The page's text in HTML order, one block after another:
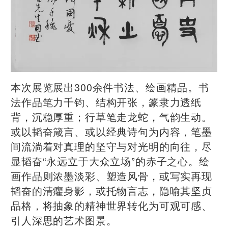
本次展览展出300余件书法、绘画精品。书
法作品笔力千钧、结构开张，篆隶力透纸
背，沉稳厚重；行草笔走龙蛇，气韵生动。
或以韬奋箴言、或以经典诗句为内容，笔墨
间流淌着对真理的坚守与对光明的向往，尽
显韬奋“永远立于大众立场”的赤子之心。绘
画作品则浓墨淡彩、塑造风骨，或写实再现
韬奋的清癯身影，或托物言志，隐喻其坚贞
品格，将抽象的精神世界转化为可观可感、
引人深思的艺术图景。